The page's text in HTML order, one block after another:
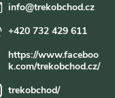
info@trekobchod.cz
+420 732 429 611
https://www.faceboo
k.com/trekobchod.cz/
trekobchod/